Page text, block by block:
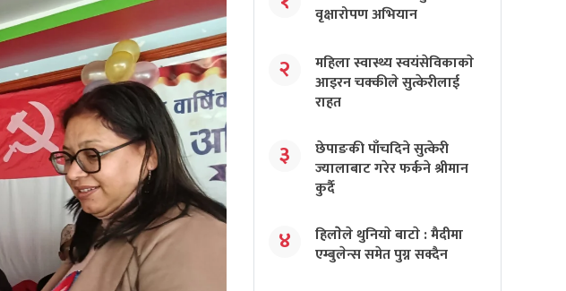
वृक्षारोपण अभियान
२
महिला स्वास्थ्य स्वयंसेविकाकाे
आइरन चक्कीले सुत्केरीलाई
राहत
३
छेपाङकी पाँचदिने सुत्केरी
ज्यालाबाट गरेर फर्कने श्रीमान
कुर्दै
४
हिलाेेले थुनियाे बाटाे : मैदीमा
एम्बुलेन्स समेत पुग्न सक्दैन